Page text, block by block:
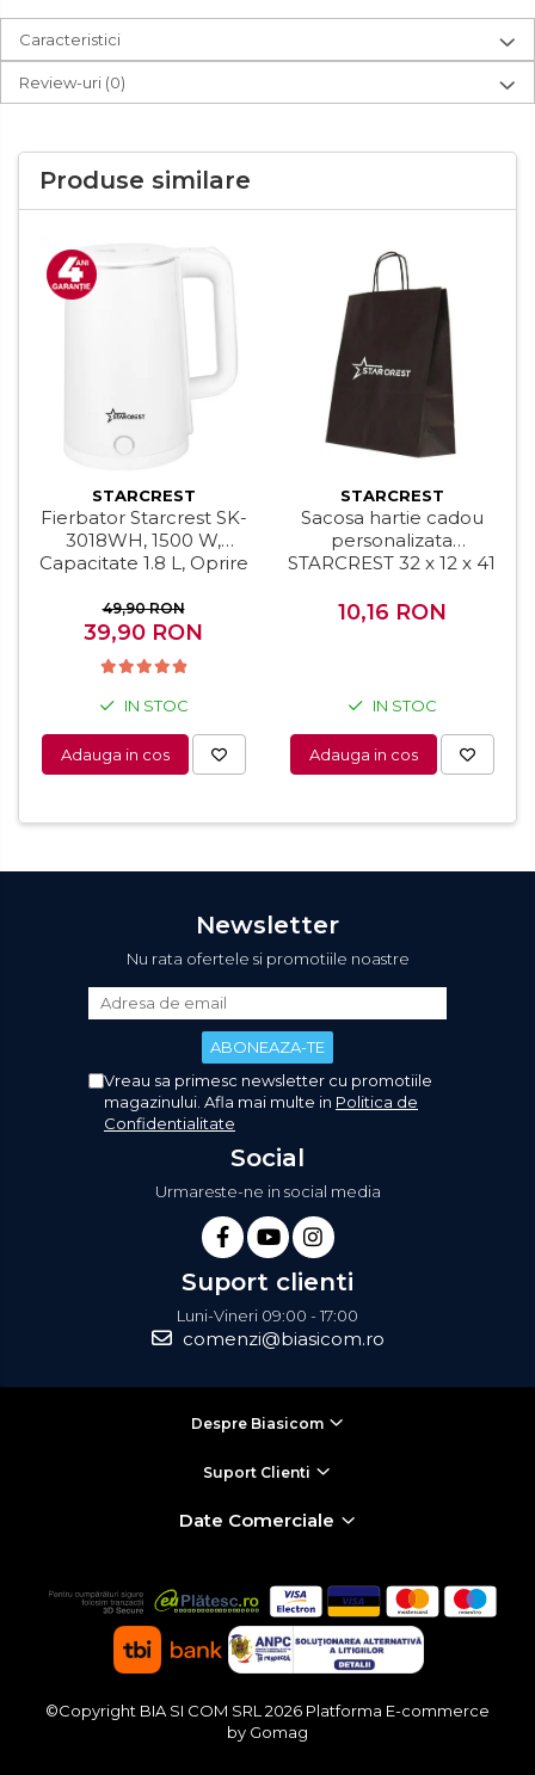
Preparare desert
accesori inghetata
Aparate de facut inghetata
Masini de facut paine
Storcatoare
Caracteristici
Review-uri (0)
Produse similare
STARCREST
Fierbator Starcrest SK-
3018WH, 1500 W,
Capacitate 1.8 L, Oprire
49,90 RON
39,90 RON
IN STOC
Adauga in cos
STARCREST
Sacosa hartie cadou
personalizata
STARCREST 32 x 12 x 41
10,16 RON
IN STOC
Adauga in cos
Newsletter
Nu rata ofertele si promotiile noastre
Vreau sa primesc newsletter cu promotiile
magazinului. Afla mai multe in Politica de
Confidentialitate
Social
Urmareste-ne in social media
Suport clienti
Luni-Vineri 09:00 - 17:00
comenzi@biasicom.ro
Despre Biasicom
Suport Clienti
Date Comerciale
©Copyright BIA SI COM SRL 2026 Platforma E-commerce
by Gomag